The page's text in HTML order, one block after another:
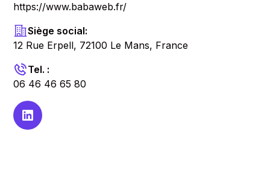
https://www.babaweb.fr/
Siège social:
12 Rue Erpell, 72100 Le Mans, France
Tel. :
06 46 46 65 80